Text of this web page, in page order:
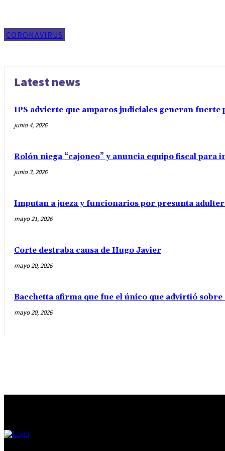
CORONAVIRUS
Latest news
IPS advierte que amparos judiciales generan
junio 4, 2026
Rolón niega “cajoneo” y anuncia equipo fiscal para
junio 3, 2026
Imputan a jueza y funcionarios por presunta
mayo 21, 2026
Corte destraba causa de Hugo Javier
mayo 20, 2026
Bacchetta afirma que fue el único que advirtió
mayo 20, 2026